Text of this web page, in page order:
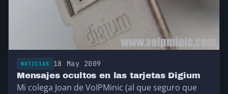
NOTICIAS 18 May 2009
Mensajes ocultos en las tarjetas Digium
Mi colega Joan de VoIPMinic (al que seguro que